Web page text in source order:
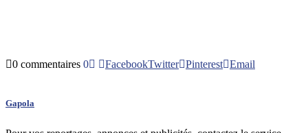
0 commentaires 0 FacebookTwitter Pinterest Email
Gapola